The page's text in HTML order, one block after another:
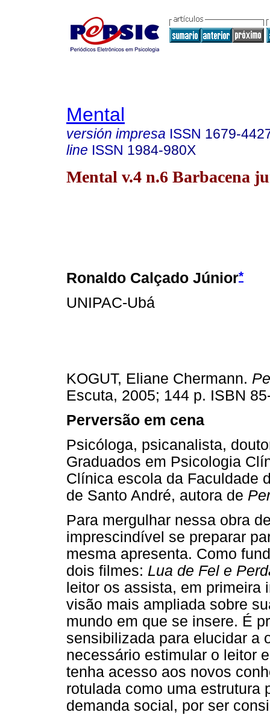
Mental
versión impresa ISSN 1679-
line ISSN 1984-980X
Mental v.4 n.6 Barbacena
Ronaldo Calçado Júnior*
UNIPAC-Ubá
KOGUT, Eliane Chermann.
Escuta, 2005; 144 p. ISBN
Perversão em cena
Psicóloga, psicanalista,
Graduados em Psicologia
Clínica escola da Faculdade
de Santo André, autora de
Para mergulhar nessa obra
imprescindível se preparar
mesma apresenta. Como
dois filmes: Lua de Fel e
leitor os assista, em
visão mais ampliada sobre
mundo em que se insere. É
sensibilizada para elucidar a
necessário estimular o leitor
tenha acesso aos novos
rotulada como uma estrutura
demanda social, por ser